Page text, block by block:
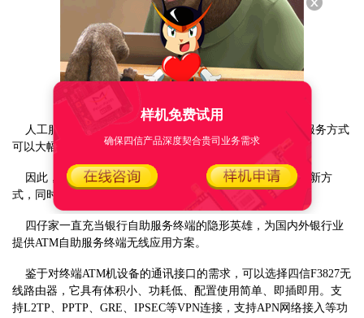
人工服务的成本几乎是自助服务的3倍。可见，采用自助服务方式
可以大幅度降低基础服务的成本。
因此，银行自助终端机已经成为银行机构扩展服务的一种新方
式，同时它也是用来衡量银行信息化服务发展水平的标志。
四仔家一直充当银行自助服务终端的隐形英雄，为国内外银行业
提供ATM自助服务终端无线应用方案。
鉴于对终端ATM机设备的通讯接口的需求，可以选择四信F3827无
线路由器，它具有体积小、功耗低、配置使用简单、即插即用。支
持L2TP、PPTP、GRE、IPSEC等VPN连接，支持APN网络接入等功
样机免费试用
确保四信产品深度契合贵司业务需求